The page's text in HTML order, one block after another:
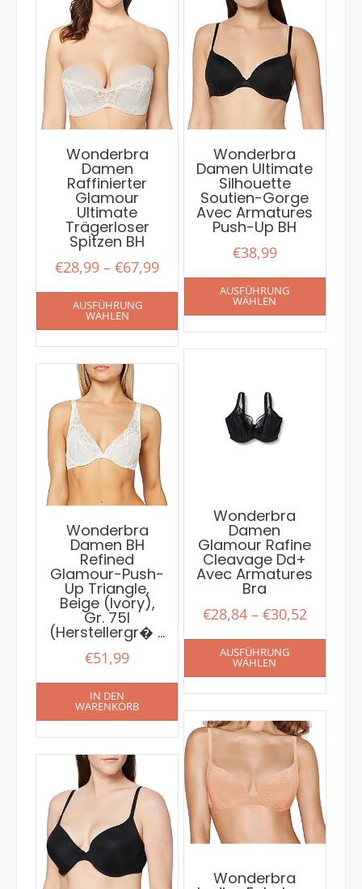
Wonderbra
Damen Ultimate
Silhouette
Soutien-Gorge
Avec Armatures
Push-Up BH
€38,99
AUSFÜHRUNG
WÄHLEN
Wonderbra
Damen
Raffinierter
Glamour
Ultimate
Trägerloser
Spitzen BH
€28,99 –€67,99
AUSFÜHRUNG
WÄHLEN
Wonderbra
Damen
Glamour Rafine
Cleavage Dd+
Avec Armatures
Bra
€28,84– €30,52
AUSFÜHRUNG
WÄHLEN
Wonderbra
Damen BH
Refined
Glamour-Push-
Up Triangle,
Beige (Ivory),
Gr. 75I
(Herstellergr� …
€51,99
IN DEN
WARENKORB
Wonderbra